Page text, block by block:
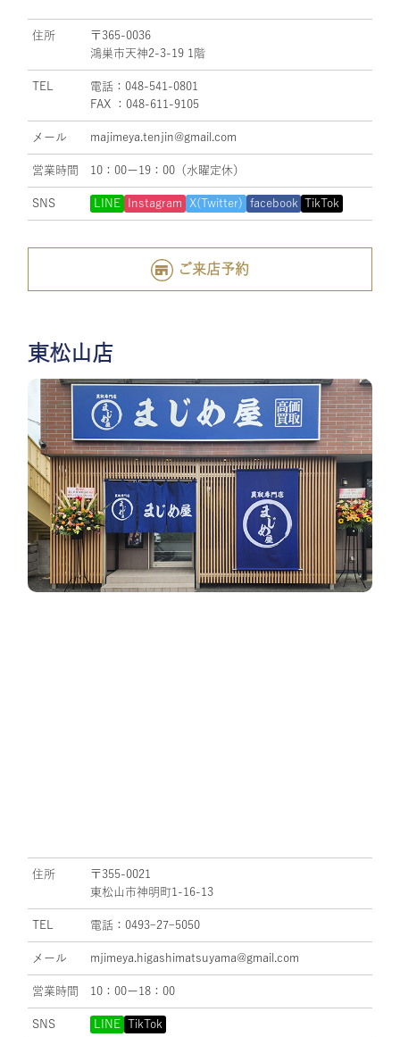
住所
〒365-0036
鴻巣市天神2-3-19 1階
TEL
電話：048-541-0801
FAX ：048-611-9105
メール majimeya.tenjin@gmail.com
営業時間 10：00ー19：00（水曜定休）
SNS LINE Instagram X(Twitter) facebook TikTok
ご来店予約
東松山店
住所
〒355-0021
東松山市神明町1-16-13
TEL 電話：0493ｰ27ｰ5050
メール mjimeya.higashimatsuyama@gmail.com
営業時間 10：00ー18：00
SNS LINE TikTok